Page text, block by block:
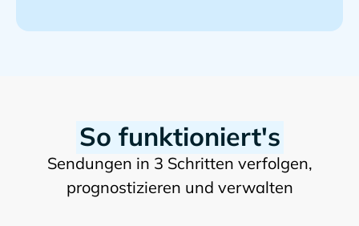
So funktioniert's
Sendungen in 3 Schritten verfolgen,
prognostizieren und verwalten